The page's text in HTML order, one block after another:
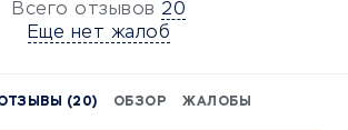
Всего отзывов 20
Еще нет жалоб
(20) ОБЗОР ЖАЛОБЫ